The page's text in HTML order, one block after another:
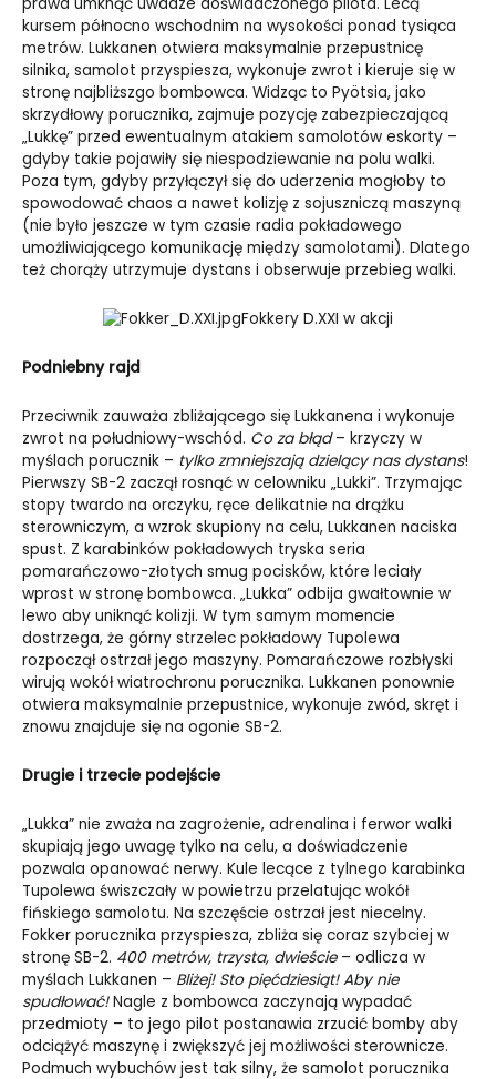
kursem północno wschodnim na wysokości ponad tysiąca
metrów. Lukkanen otwiera maksymalnie przepustnicę
silnika, samolot przyspiesza, wykonuje zwrot i kieruje się w
stronę najbliższgo bombowca. Widząc to Pyötsia, jako
skrzydłowy porucznika, zajmuje pozycję zabezpieczającą
„Lukkę” przed ewentualnym atakiem samolotów eskorty –
gdyby takie pojawiły się niespodziewanie na polu walki.
Poza tym, gdyby przyłączył się do uderzenia mogłoby to
spowodować chaos a nawet kolizję z sojuszniczą maszyną
(nie było jeszcze w tym czasie radia pokładowego
umożliwiającego komunikację między samolotami). Dlatego
też chorąży utrzymuje dystans i obserwuje przebieg walki.
Fokkery D.XXI w akcji
Podniebny rajd
Przeciwnik zauważa zbliżającego się Lukkanena i wykonuje
zwrot na południowy-wschód. Co za błąd– krzyczy w
myślach porucznik – tylko zmniejszają dzielący nas dystans!
Pierwszy SB-2 zaczął rosnąć w celowniku „Lukki”. Trzymając
stopy twardo na orczyku, ręce delikatnie na drążku
sterowniczym, a wzrok skupiony na celu, Lukkanen naciska
spust. Z karabinków pokładowych tryska seria
pomarańczowo-złotych smug pocisków, które leciały
wprost w stronę bombowca. „Lukka” odbija gwałtownie w
lewo aby uniknąć kolizji. W tym samym momencie
dostrzega, że górny strzelec pokładowy Tupolewa
rozpoczął ostrzał jego maszyny. Pomarańczowe rozbłyski
wirują wokół wiatrochronu porucznika. Lukkanen ponownie
otwiera maksymalnie przepustnice, wykonuje zwód, skręt i
znowu znajduje się na ogonie SB-2.
Drugie i trzecie podejście
„Lukka” nie zważa na zagrożenie, adrenalina i ferwor walki
skupiają jego uwagę tylko na celu, a doświadczenie
pozwala opanować nerwy. Kule lecące z tylnego karabinka
Tupolewa świszczały w powietrzu przelatując wokół
fińskiego samolotu. Na szczęście ostrzał jest niecelny.
Fokker porucznika przyspiesza, zbliża się coraz szybciej w
stronę SB-2. 400 metrów, trzysta, dwieście– odlicza w
myślach Lukkanen – Bliżej! Sto pięćdziesiąt! Aby nie
spudłować!Nagle z bombowca zaczynają wypadać
przedmioty – to jego pilot postanawia zrzucić bomby aby
odciążyć maszynę i zwiększyć jej możliwości sterownicze.
Podmuch wybuchów jest tak silny, że samolot porucznika